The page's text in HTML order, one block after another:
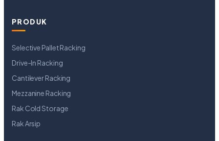
PRODUK
Selective Pallet Racking
Drive-In Racking
Cantilever Racking
Mezzanine Racking
Rak Cold Storage
Rak Arsip